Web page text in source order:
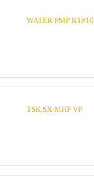
WATER PMP KT#10
TSK,SX-MHP VP